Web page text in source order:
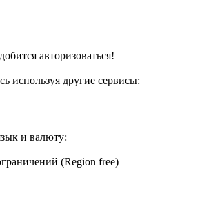
авторизоваться!
используя другие сервисы:
и валюту:
(Region free)